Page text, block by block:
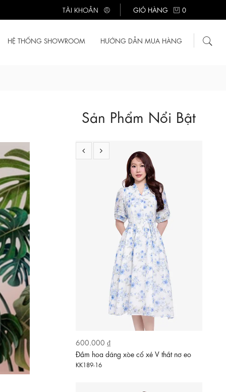
TÀI KHOẢN GIỎ HÀNG 0
HỆ THỐNG SHOWROOM HƯỚNG DẪN MUA HÀNG
Sản Phẩm Nổi Bật
Đầm hoa dáng xòe cổ xẻ V thắt nơ eo
KK189-16
630.000 ₫
Đầm xòe sát nách màu xanh pastel kèm
thắt lưng